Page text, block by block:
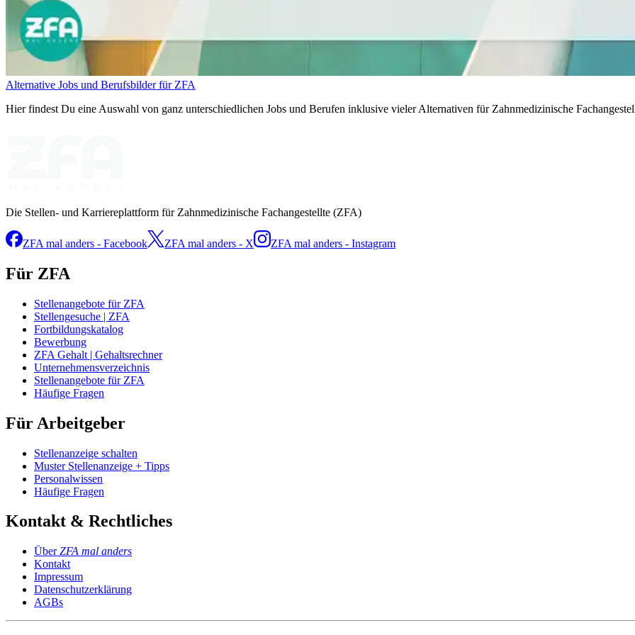
Alternative Jobs und Berufsbilder für ZFA
Hier findest Du eine Auswahl von ganz unterschiedlichen Jobs und Berufen inklusive vieler Alternativen für Zahnmedizinische
Die Stellen- und Karriereplattform für Zahnmedizinische Fachangestellte (ZFA)
ZFA mal anders - Facebook ZFA mal anders - X ZFA mal anders - Instagram
Für ZFA
Stellenangebote für ZFA
Stellengesuche | ZFA
Fortbildungskatalog
Bewerbung
ZFA Gehalt | Gehaltsrechner
Unternehmensverzeichnis
Stellenangebote für ZFA
Häufige Fragen
Für Arbeitgeber
Stellenanzeige schalten
Muster Stellenanzeige + Tipps
Personalwissen
Häufige Fragen
Kontakt & Rechtliches
ÜberZFA mal anders
Kontakt
Impressum
Datenschutzerklärung
AGBs